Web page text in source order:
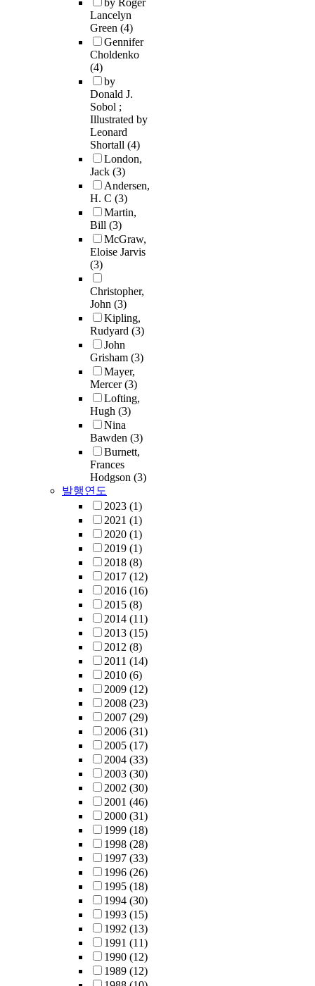
by Roger
Lancelyn
Green (4)
Gennifer
Choldenko
(4)
by
Donald J.
Sobol ;
Illustrated by
Leonard
Shortall (4)
London,
Jack (3)
Andersen,
H. C (3)
Martin,
Bill (3)
McGraw,
Eloise Jarvis
(3)
Christopher,
John (3)
Kipling,
Rudyard (3)
John
Grisham (3)
Mayer,
Mercer(3)
Lofting,
Hugh (3)
Nina
Bawden (3)
Burnett,
Frances
Hodgson (3)
발행연도
2023 (1)
2021 (1)
2020 (1)
2019 (1)
2018 (8)
2017 (12)
2016 (16)
2015 (8)
2014 (11)
2013 (15)
2012 (8)
2011 (14)
2010 (6)
2009 (12)
2008 (23)
2007 (29)
2006 (31)
2005 (17)
2004 (33)
2003 (30)
2002 (30)
2001 (46)
2000 (31)
1999 (18)
1998 (28)
1997 (33)
1996 (26)
1995 (18)
1994 (30)
1993 (15)
1992 (13)
1991 (11)
1990 (12)
1989 (12)